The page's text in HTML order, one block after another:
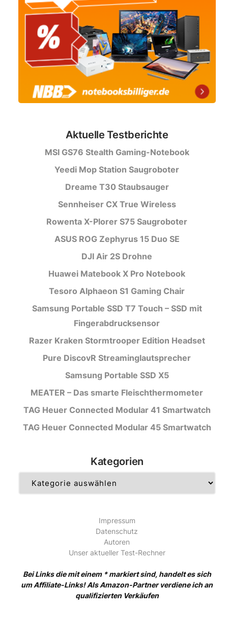
Aktuelle Testberichte
MSI GS76 Stealth Gaming-Notebook
Yeedi Mop Station Saugroboter
Dreame T30 Staubsauger
Sennheiser CX True Wireless
Rowenta X-Plorer S75 Saugroboter
ASUS ROG Zephyrus 15 Duo SE
DJI Air 2S Drohne
Huawei Matebook X Pro Notebook
Tesoro Alphaeon S1 Gaming Chair
Samsung Portable SSD T7 Touch – SSD mit
Fingerabdrucksensor
Razer Kraken Stormtrooper Edition Headset
Pure DiscovR Streaminglautsprecher
Samsung Portable SSD X5
MEATER – Das smarte Fleischthermometer
TAG Heuer Connected Modular 41 Smartwatch
TAG Heuer Connected Modular 45 Smartwatch
Kategorien
Impressum
Datenschutz
Autoren
Unser aktueller Test-Rechner
Bei Links die mit einem * markiert sind, handelt es sich
um Affiliate-Links! Als Amazon-Partner verdiene ich an
qualifizierten Verkäufen